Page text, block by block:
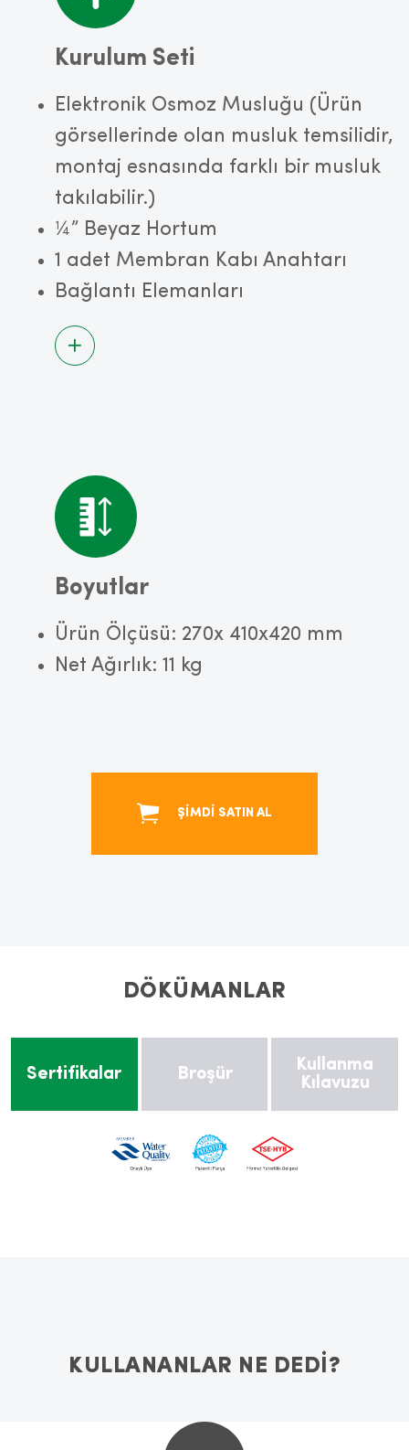
Kurulum Seti
Elektronik Osmoz Musluğu (Ürün
görsellerinde olan musluk temsilidir,
montaj esnasında farklı bir musluk
takılabilir.)
¼” Beyaz Hortum
1 adet Membran Kabı Anahtarı
Bağlantı Elemanları
Boyutlar
Ürün Ölçüsü: 270x 410x420 mm
Net Ağırlık: 11 kg
ŞİMDİ SATIN AL
DÖKÜMANLAR
Sertifikalar Broşür
Kullanma
Kılavuzu
KULLANANLAR NE DEDİ?